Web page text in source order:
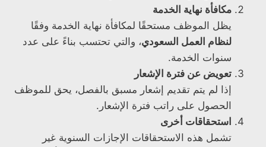
مكافأة نهاية الخدمة
يظل الموظف مستحقًا لمكافأة نهاية الخدمة وفقًا
لنظام العمل السعودي، والتي تحتسب بناءً على عدد
سنوات الخدمة.
تعويض عن فترة الإشعار
إذا لم يتم تقديم إشعار مسبق بالفصل، يحق للموظف
الحصول على راتب فترة الإشعار.
استحقاقات أخرى
تشمل هذه الاستحقاقات الإجازات السنوية غير